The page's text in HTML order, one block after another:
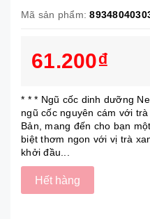
Mã sản phẩm:
61.200₫
* * * Ngũ cốc dinh dưỡng
ngũ cốc nguyên cám với
Bản, mang đến cho bạn
biệt thơm ngon với vị trà
khởi đầu...
Hết hàng